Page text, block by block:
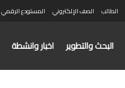
الطالب الصف الإلكتروني المستودع الرقمي
البحث والتطوير اخبار وانشطة